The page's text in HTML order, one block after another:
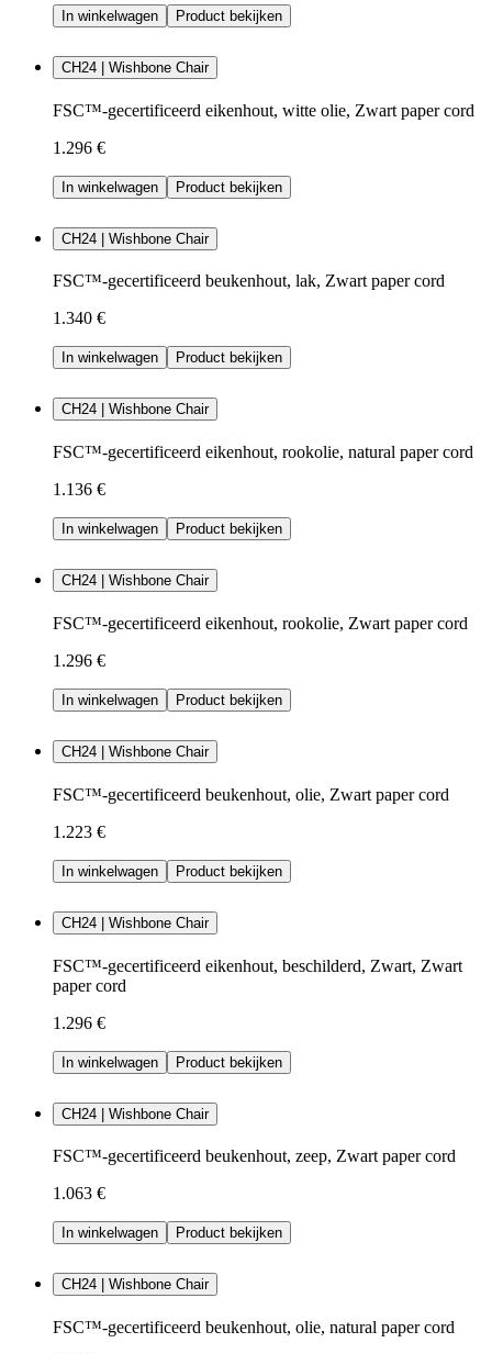
In winkelwagen Product bekijken
CH24 | Wishbone Chair
FSC™-gecertificeerd eikenhout, witte olie, Zwart paper cord
1.296 €
In winkelwagen Product bekijken
CH24 | Wishbone Chair
FSC™-gecertificeerd beukenhout, lak, Zwart paper cord
1.340 €
In winkelwagen Product bekijken
CH24 | Wishbone Chair
FSC™-gecertificeerd eikenhout, rookolie, natural paper cord
1.136 €
In winkelwagen Product bekijken
CH24 | Wishbone Chair
FSC™-gecertificeerd eikenhout, rookolie, Zwart paper cord
1.296 €
In winkelwagen Product bekijken
CH24 | Wishbone Chair
FSC™-gecertificeerd beukenhout, olie, Zwart paper cord
1.223 €
In winkelwagen Product bekijken
CH24 | Wishbone Chair
FSC™-gecertificeerd eikenhout, beschilderd, Zwart, Zwart
paper cord
1.296 €
In winkelwagen Product bekijken
CH24 | Wishbone Chair
FSC™-gecertificeerd beukenhout, zeep, Zwart paper cord
1.063 €
In winkelwagen Product bekijken
CH24 | Wishbone Chair
FSC™-gecertificeerd beukenhout, olie, natural paper cord